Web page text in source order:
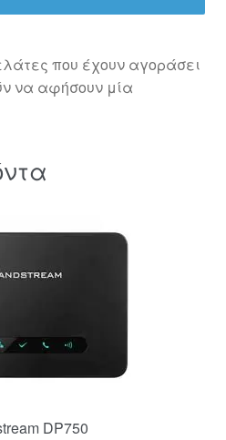
που έχουν αγοράσει
να αφήσουν μία
DP750